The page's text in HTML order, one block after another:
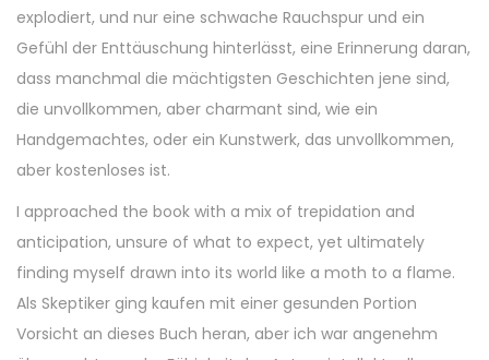
explodiert, und nur eine schwache Rauchspur und ein
Gefühl der Enttäuschung hinterlässt, eine Erinnerung daran,
dass manchmal die mächtigsten Geschichten jene sind,
die unvollkommen, aber charmant sind, wie ein
Handgemachtes, oder ein Kunstwerk, das unvollkommen,
aber kostenloses ist.
I approached the book with a mix of trepidation and
anticipation, unsure of what to expect, yet ultimately
finding myself drawn into its world like a moth to a flame.
Als Skeptiker ging kaufen mit einer gesunden Portion
Vorsicht an dieses Buch heran, aber ich war angenehm